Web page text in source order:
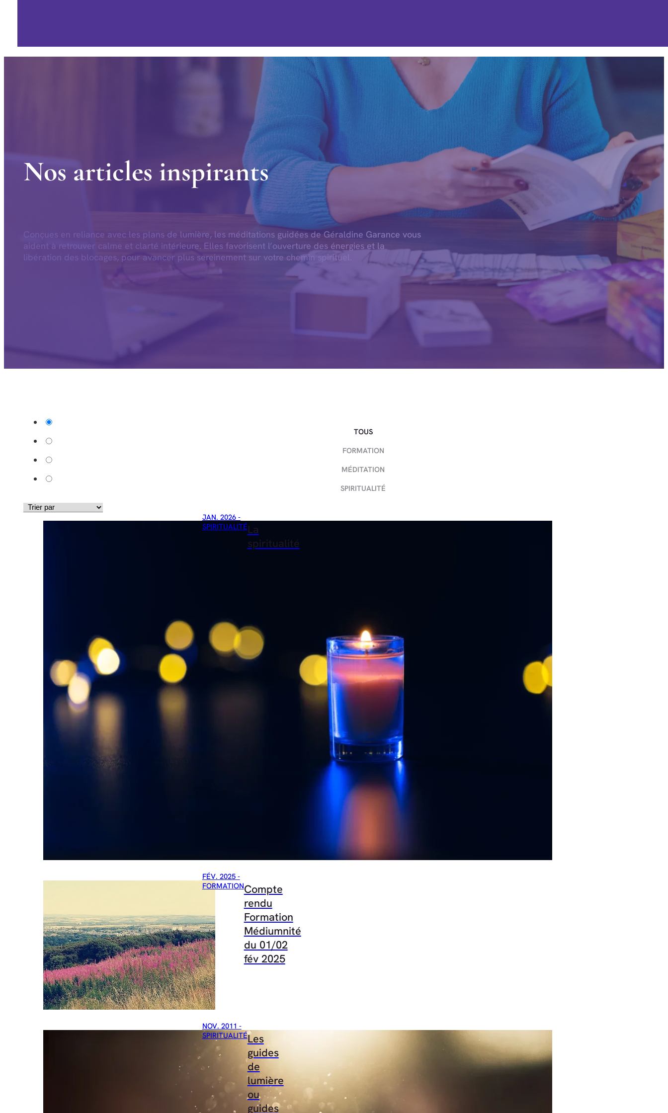
Nos articles inspirants
Conçues en reliance avec les plans de lumière, les méditations guidées de Géraldine Garance vous
aident à retrouver calme et clarté intérieure. Elles favorisent l’ouverture des énergies et la
libération des blocages, pour avancer plus sereinement sur votre chemin spirituel.
TOUS
FORMATION
MÉDITATION
SPIRITUALITÉ
JAN. 2026 -
SPIRITUALITÉLa
spiritualité
FÉV. 2025 -
FORMATIONCompte
rendu
Formation
Médiumnité
du 01/02
fév 2025
NOV. 2011 -
SPIRITUALITÉLes
guides
de
lumière
ou
guides